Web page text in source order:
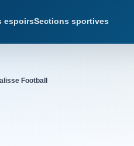
espoirsSections sportives
Football